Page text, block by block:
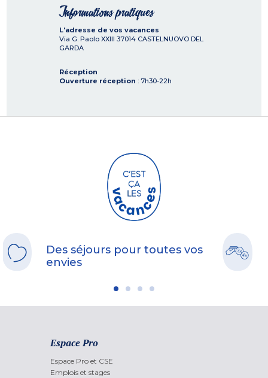
Informations pratiques
L'adresse de vos vacances
Via G. Paolo XXIII 37014 CASTELNUOVO DEL
GARDA
Réception
Ouverture réception : 7h30-22h
Des séjours pour toutes vos
envies
Espace Pro
Espace Pro et CSE
Emplois et stages